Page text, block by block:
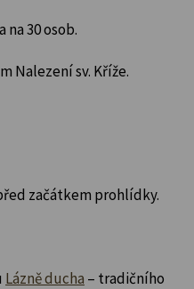
30 osob.
Nalezení sv. Kříže.
začátkem prohlídky.
Lázně ducha – tradičního